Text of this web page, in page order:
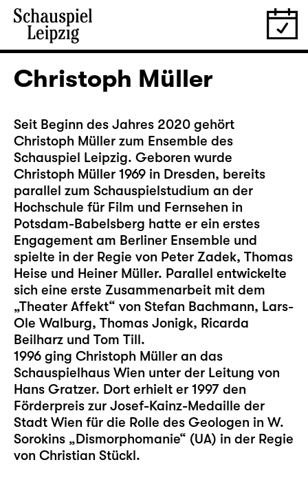
Christoph Müller
Seit Beginn des Jahres 2020 gehört
Christoph Müller zum Ensemble des
Schauspiel Leipzig. Geboren wurde
Christoph Müller 1969 in Dresden, bereits
parallel zum Schauspielstudium an der
Hochschule für Film und Fernsehen in
Potsdam-Babelsberg hatte er ein erstes
Engagement am Berliner Ensemble und
spielte in der Regie von Peter Zadek, Thomas
Heise und Heiner Müller. Parallel entwickelte
sich eine erste Zusammenarbeit mit dem
„Theater Affekt“ von Stefan Bachmann, Lars-
Ole Walburg, Thomas Jonigk, Ricarda
Beilharz und Tom Till.
1996 ging Christoph Müller an das
Schauspielhaus Wien unter der Leitung von
Hans Gratzer. Dort erhielt er 1997 den
Förderpreis zur Josef-Kainz-Medaille der
Stadt Wien für die Rolle des Geologen in W.
Sorokins „Dismorphomanie“ (UA) in der Regie
von Christian Stückl.